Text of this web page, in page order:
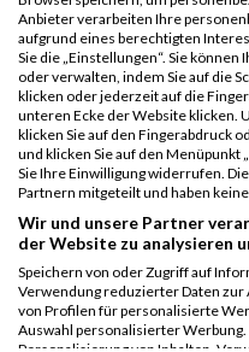
Anbieter verarbeiten Ihre
aufgrund eines berechtigten
Sie die „Einstellungen“. Sie
oder verwalten, indem Sie auf die
klicken oder jederzeit auf die
unteren Ecke der Website klicken.
klicken Sie auf den Fingerabdruck
und klicken Sie auf den Menüpunkt
Sie Ihre Einwilligung widerrufen.
Partnern mitgeteilt und haben
Wir und unsere Partner
der Website zu analysieren
Speichern von oder Zugriff auf
Verwendung reduzierter Daten zur
von Profilen für personalisierte
Auswahl personalisierter
Personalisierung von Inhalten.